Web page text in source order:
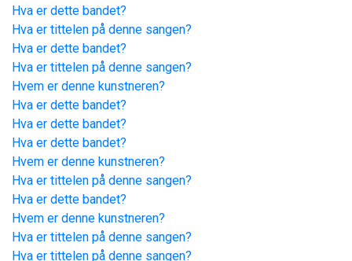
Hva er dette bandet?
Hva er tittelen på denne sangen?
Hva er dette bandet?
Hva er tittelen på denne sangen?
Hvem er denne kunstneren?
Hva er dette bandet?
Hva er dette bandet?
Hva er dette bandet?
Hvem er denne kunstneren?
Hva er tittelen på denne sangen?
Hva er dette bandet?
Hvem er denne kunstneren?
Hva er tittelen på denne sangen?
Hva er tittelen på denne sangen?